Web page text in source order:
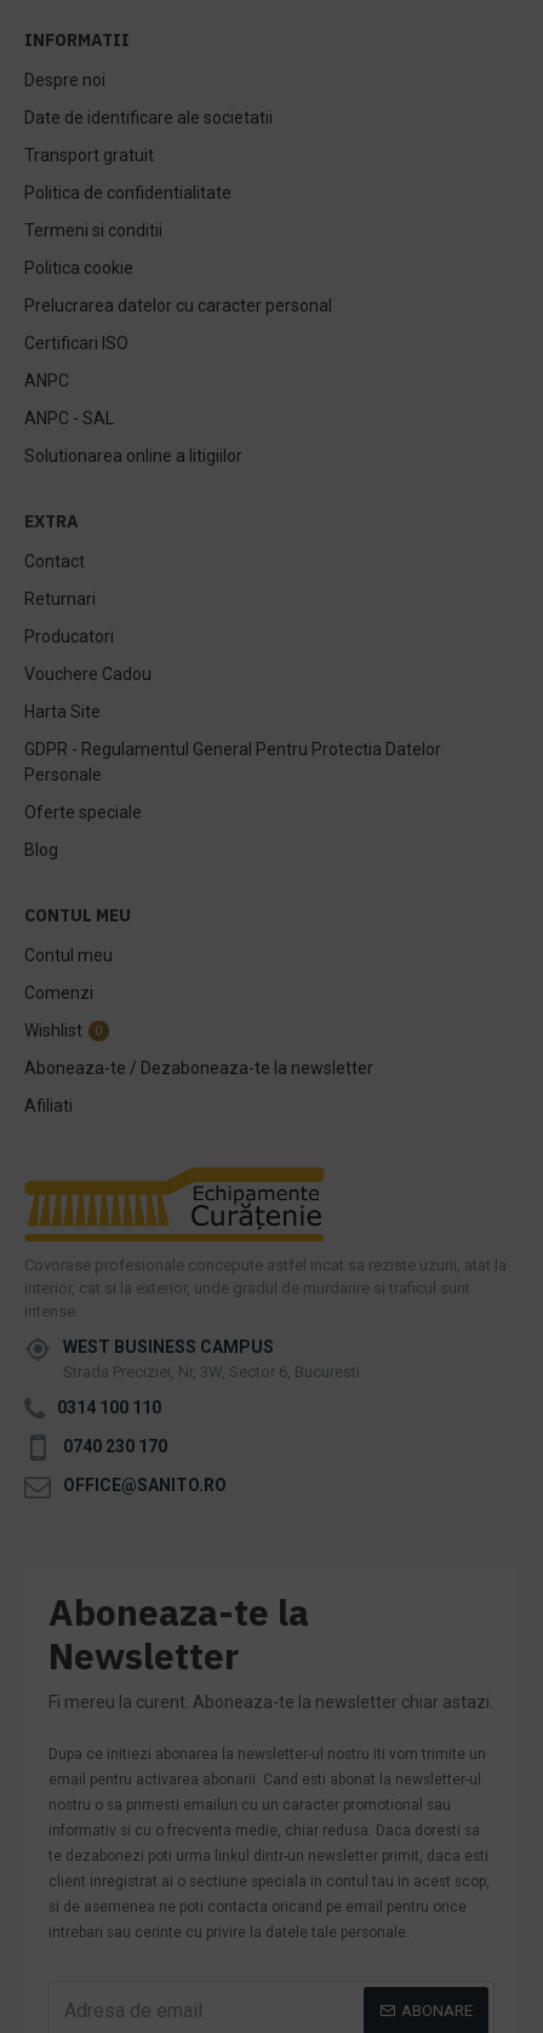
INFORMATII
Despre noi
Date de identificare ale societatii
Transport gratuit
Politica de confidentialitate
Termeni si conditii
Politica cookie
Prelucrarea datelor cu caracter personal
Certificari ISO
ANPC
ANPC - SAL
Solutionarea online a litigiilor
EXTRA
Contact
Returnari
Producatori
Vouchere Cadou
Harta Site
GDPR - Regulamentul General Pentru Protectia Datelor
Personale
Oferte speciale
Blog
CONTUL MEU
Contul meu
Comenzi
Wishlist
0
Aboneaza-te / Dezaboneaza-te la newsletter
Afiliati
Covorase profesionale concepute astfel incat sa reziste uzurii, atat la
interior, cat si la exterior, unde gradul de murdarire si traficul sunt
intense.
WEST BUSINESS CAMPUS
Strada Preciziei, Nr, 3W, Sector 6, Bucuresti
0314 100 110
0740 230 170
OFFICE@SANITO.RO
Aboneaza-te la
Newsletter
Fi mereu la curent. Aboneaza-te la newsletter chiar astazi.
Dupa ce initiezi abonarea la newsletter-ul nostru iti vom trimite un
email pentru activarea abonarii. Cand esti abonat la newsletter-ul
nostru o sa primesti emailuri cu un caracter promotional sau
informativ si cu o frecventa medie, chiar redusa. Daca doresti sa
te dezabonezi poti urma linkul dintr-un newsletter primit, daca esti
client inregistrat ai o sectiune speciala in contul tau in acest scop,
si de asemenea ne poti contacta oricand pe email pentru orice
intrebari sau cerinte cu privire la datele tale personale.
ABONARE